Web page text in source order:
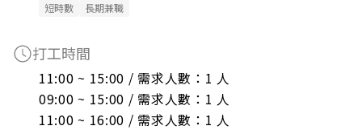
短時數 長期兼職
打工時間
11:00 ~ 15:00 / 需求人數：1 人
09:00 ~ 15:00 / 需求人數：1 人
11:00 ~ 16:00 / 需求人數：1 人